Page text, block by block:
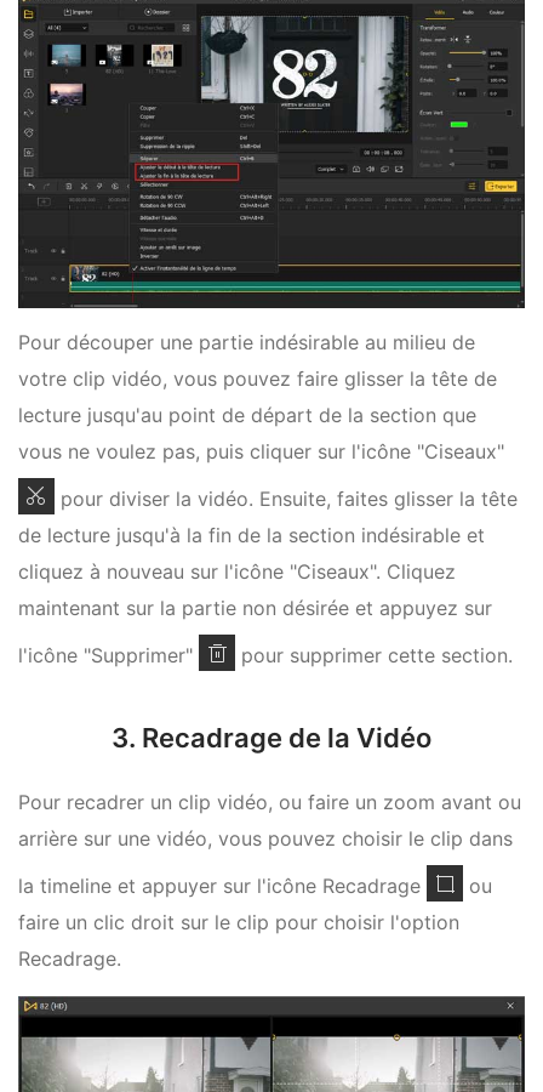
Pour découper une partie indésirable au milieu de
votre clip vidéo, vous pouvez faire glisser la tête de
lecture jusqu'au point de départ de la section que
vous ne voulez pas, puis cliquer sur l'icône "Ciseaux"
pour diviser la vidéo. Ensuite, faites glisser la tête
de lecture jusqu'à la fin de la section indésirable et
cliquez à nouveau sur l'icône "Ciseaux". Cliquez
maintenant sur la partie non désirée et appuyez sur
l'icône "Supprimer"
pour supprimer cette section.
3. Recadrage de la Vidéo
Pour recadrer un clip vidéo, ou faire un zoom avant ou
arrière sur une vidéo, vous pouvez choisir le clip dans
la timeline et appuyer sur l'icône Recadrage
ou
faire un clic droit sur le clip pour choisir l'option
Recadrage.